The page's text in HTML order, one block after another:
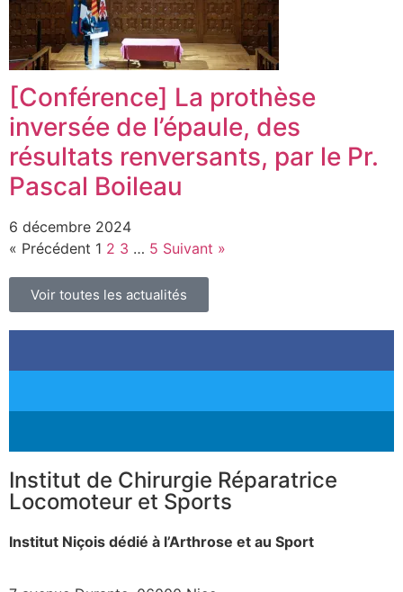
[Conférence] La prothèse
inversée de l’épaule, des
résultats renversants, par le Pr.
Pascal Boileau
6 décembre 2024
« Précédent 1 2 3 … 5 Suivant »
Voir toutes les actualités
Institut de Chirurgie Réparatrice
Locomoteur et Sports
Institut Niçois dédié à l’Arthrose et au Sport